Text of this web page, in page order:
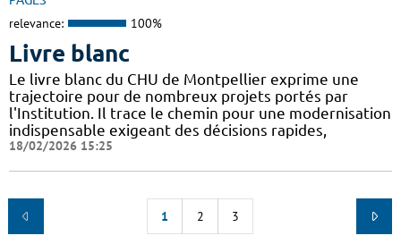
relevance: 100%
Livre blanc
Le livre blanc du CHU de Montpellier exprime une
trajectoire pour de nombreux projets portés par
l'Institution. Il trace le chemin pour une modernisation
indispensable exigeant des décisions rapides,
18/02/2026 15:25
1 2 3